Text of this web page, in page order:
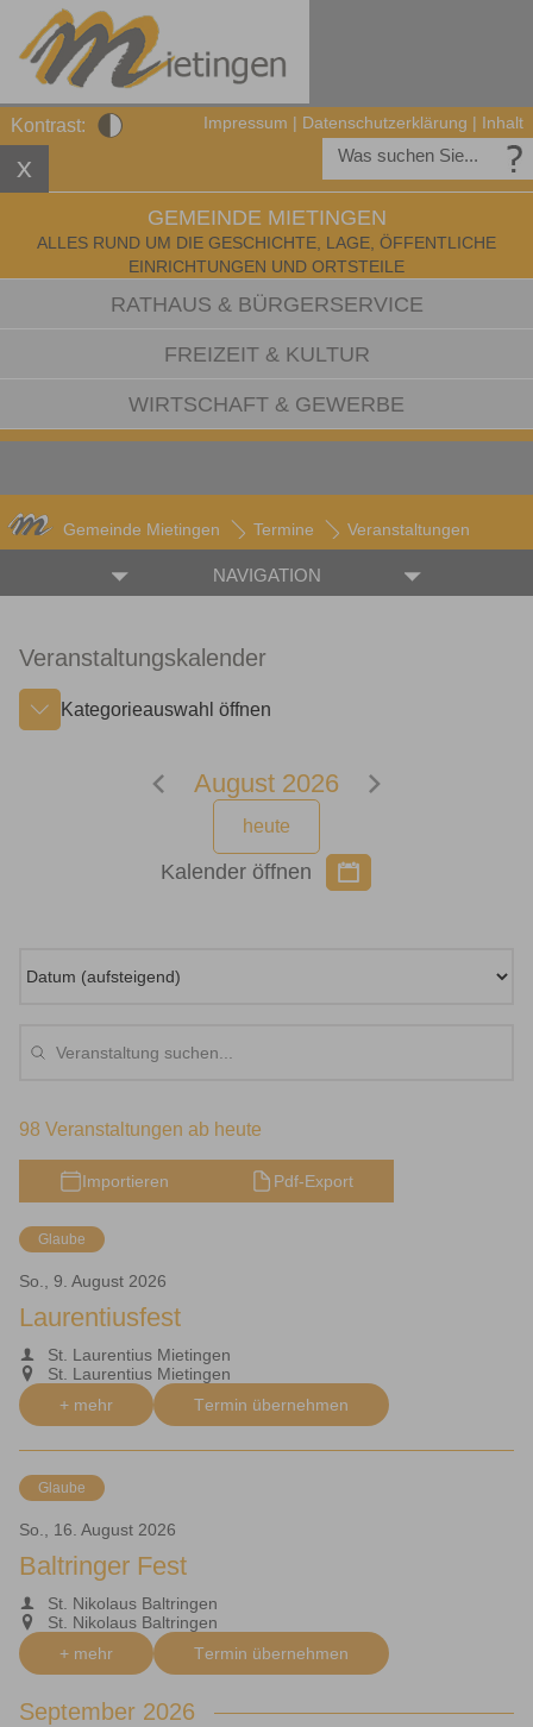
Kontrast: Impressum | Datenschutzerklärung | Inhalt
GEMEINDE MIETINGEN
ALLES RUND UM DIE GESCHICHTE, LAGE, ÖFFENTLICHE
EINRICHTUNGEN UND ORTSTEILE
RATHAUS & BÜRGERSERVICE
FREIZEIT & KULTUR
WIRTSCHAFT & GEWERBE
Gemeinde Mietingen Termine Veranstaltungen
NAVIGATION
Veranstaltungskalender
Kategorieauswahl öffnen
98 Veranstaltungen ab heute
Importieren Pdf-Export
So., 9. August 2026
Laurentiusfest
St. Laurentius Mietingen
St. Laurentius Mietingen
+ mehr
Termin übernehmen
Glaube
So., 16. August 2026
Baltringer Fest
St. Nikolaus Baltringen
St. Nikolaus Baltringen
+ mehr
Termin übernehmen
Glaube
September 2026